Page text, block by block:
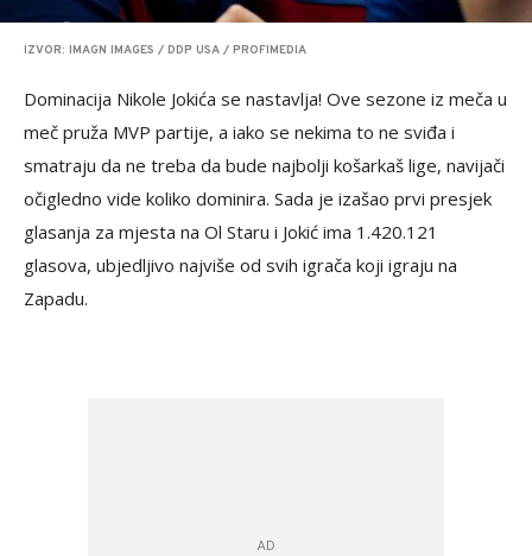
IZVOR: IMAGN IMAGES / DDP USA / PROFIMEDIA
Dominacija Nikole Jokića se nastavlja! Ove sezone iz meča u
meč pruža MVP partije, a iako se nekima to ne sviđa i
smatraju da ne treba da bude najbolji košarkaš lige, navijači
očigledno vide koliko dominira. Sada je izašao prvi presjek
glasanja za mjesta na Ol Staru i Jokić ima 1.420.121
glasova, ubjedljivo najviše od svih igrača koji igraju na
Zapadu.